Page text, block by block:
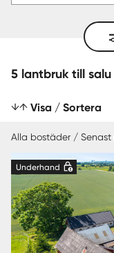
Visa / Sortera
Alla bostäder / Senast
Underhand